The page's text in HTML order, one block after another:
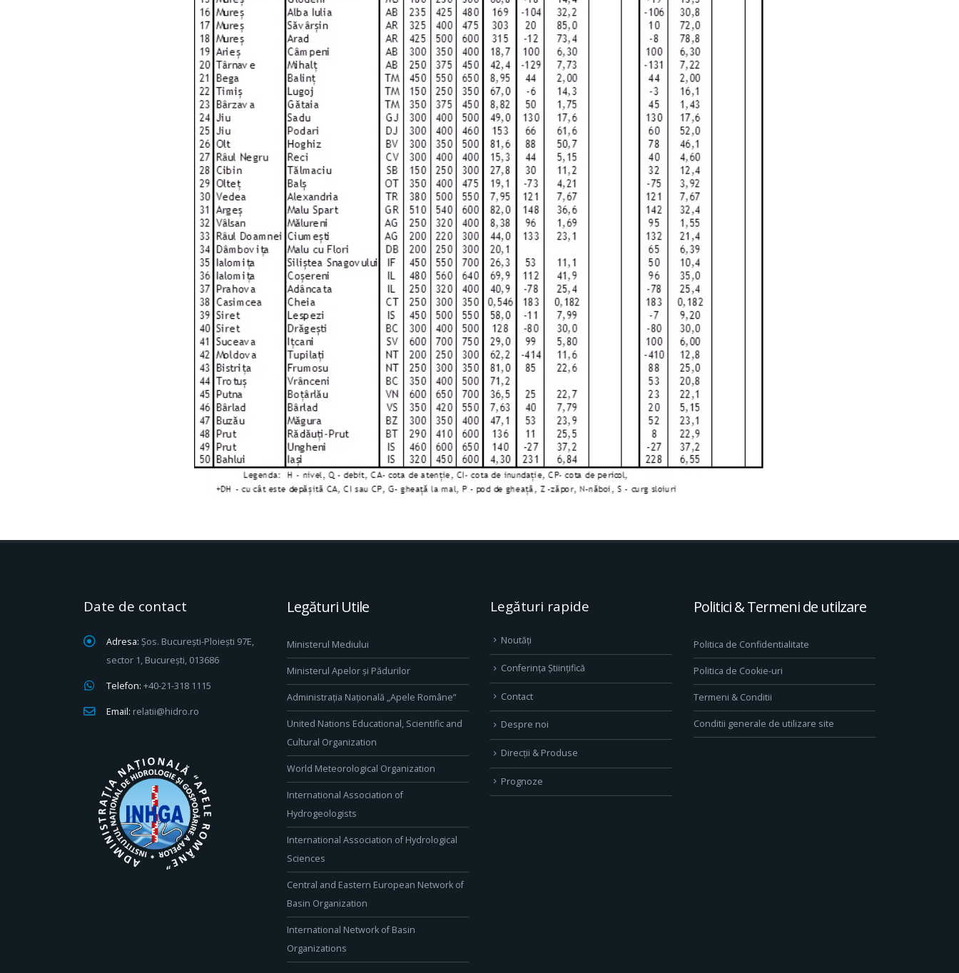
Date de contact
Adresa: Șos. București-Ploiești 97E,
sector 1, București, 013686
Telefon: +40-21-318 1115
Email: relatii@hidro.ro
Legături Utile
Ministerul Mediului
Ministerul Apelor și Pădurilor
Administrația Națională „Apele Române”
United Nations Educational, Scientific and
Cultural Organization
World Meteorological Organization
International Association of
Hydrogeologists
International Association of Hydrological
Sciences
Central and Eastern European Network of
Basin Organization
International Network of Basin
Organizations
Legături rapide
Noutăți
Conferința Științifică
Contact
Despre noi
Direcţii & Produse
Prognoze
Politici & Termeni de utilzare
Politica de Confidentialitate
Politica de Cookie-uri
Termeni & Conditii
Conditii generale de utilizare site